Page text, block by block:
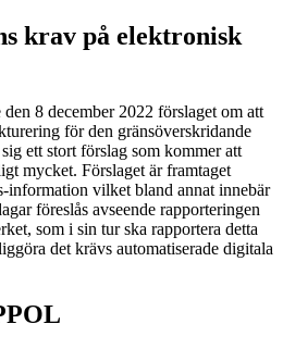
krav på elektronisk
8 december 2022 förslaget om att
för den gränsöverskridande
ett stort förslag som kommer att
mycket. Förslaget är framtaget
vilket bland annat innebär
föreslås avseende rapporteringen
som i sin tur ska rapportera detta
det krävs automatiserade digitala